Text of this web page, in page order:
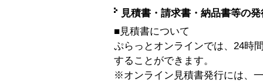
見積書・請求書・納品書等の
■見積書について
ぷらっとオンラインでは、24時
することができます。
※オンライン見積書発行には、